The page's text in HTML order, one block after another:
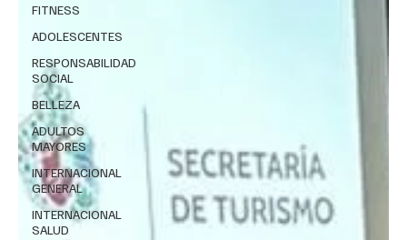
FITNESS
ADOLESCENTES
RESPONSABILIDAD
SOCIAL
BELLEZA
ADULTOS
MAYORES
INTERNACIONAL
GENERAL
INTERNACIONAL
SALUD